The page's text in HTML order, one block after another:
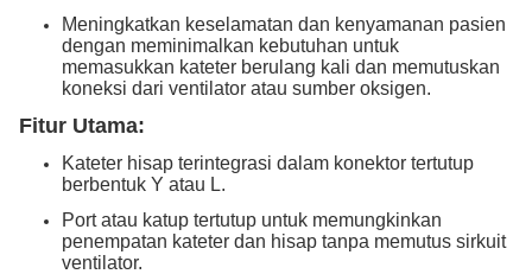
Meningkatkan keselamatan dan kenyamanan pasien
dengan meminimalkan kebutuhan untuk
memasukkan kateter berulang kali dan memutuskan
koneksi dari ventilator atau sumber oksigen.
Fitur Utama:
Kateter hisap terintegrasi dalam konektor tertutup
berbentuk Y atau L.
Port atau katup tertutup untuk memungkinkan
penempatan kateter dan hisap tanpa memutus sirkuit
ventilator.